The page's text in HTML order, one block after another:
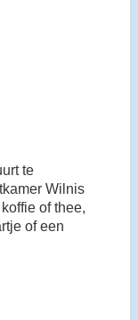
te
Wilnis
of thee,
of een